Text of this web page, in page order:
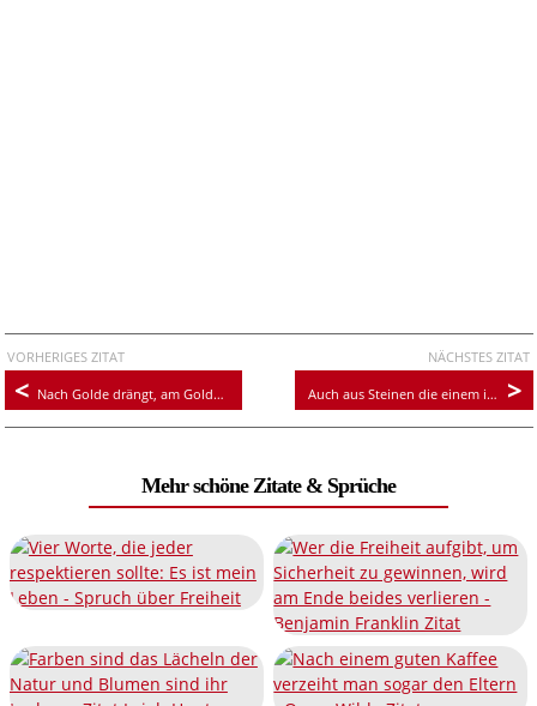
VORHERIGES ZITAT
Nach Golde drängt, am Golde hängt doch alles. Ach wir Armen!
NÄCHSTES ZITAT
Auch aus Steinen die einem in den Weg gelegt werden kann man Schönes bauen
Mehr schöne Zitate & Sprüche